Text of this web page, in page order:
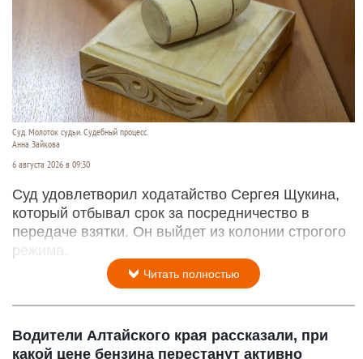
Суд. Молоток судьи. Судебный процесс.
Анна Зайкова
6 августа 2026 в 09:30
Суд удовлетворил ходатайство Сергея Щукина,
который отбывал срок за посредничество в
передаче взятки. Он выйдет из колонии строгого
режима.
Читать полностью
Водители Алтайского края рассказали, при
какой цене бензина перестанут активно